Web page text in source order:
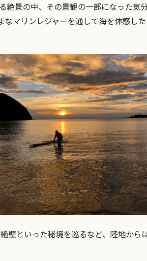
絶景の中、その景観の一部になった気
マリンレジャーを通して海を体感し
壁といった秘境を巡るなど、陸地から